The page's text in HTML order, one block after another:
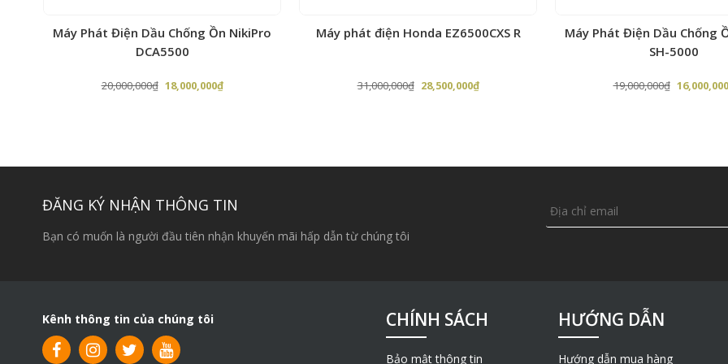
Máy Phát Điện Dầu Chống Ồn NikiPro
DCA5500
20,000,000₫ Giá
18,000,000₫Giá
Máy phát điện Honda EZ6500CXS R
31,000,000₫ Giá
28,500,000₫Giá
Máy Phát Điện Dầu Chống
SH-5000
19,000,000₫ Giá
16,000,000
ĐĂNG KÝ NHẬN THÔNG TIN
Bạn có muốn là người đầu tiên nhận khuyến mãi hấp dẫn từ chúng tôi
Kênh thông tin của chúng tôi CHÍNH SÁCH
Bảo mật thông tin
HƯỚNG DẪN
Hướng dẫn mua hàng